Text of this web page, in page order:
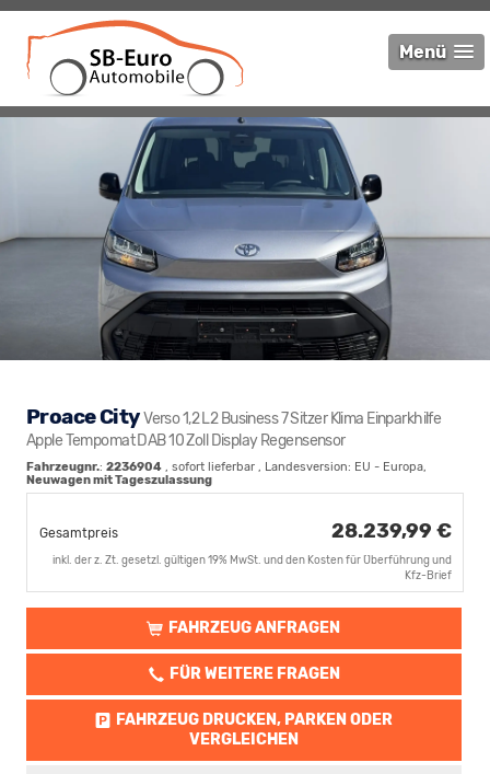
Menü
Proace CityVerso 1,2 L2 Business 7 Sitzer Klima Einparkhilfe
Apple Tempomat DAB 10 Zoll Display Regensensor
Fahrzeugnr.: 2236904 , sofort lieferbar , Landesversion: EU - Europa,
Neuwagen mit Tageszulassung
Gesamtpreis 28.239,99 €
inkl. der z. Zt. gesetzl. gültigen 19% MwSt. und den Kosten für Überführung und
Kfz-Brief
FAHRZEUG ANFRAGEN
FÜR WEITERE FRAGEN
FAHRZEUG DRUCKEN, PARKEN ODER
VERGLEICHEN